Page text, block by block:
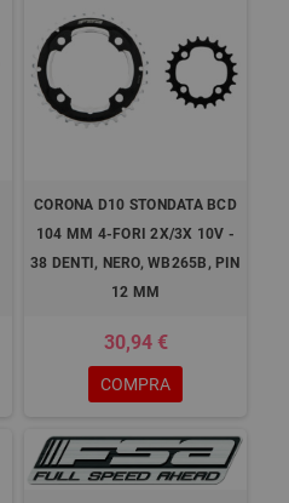
CORONA D10 STONDATA BCD
104 MM 4-FORI 2X/3X 10V -
38 DENTI, NERO, WB265B, PIN
12 MM
30,94 €
COMPRA